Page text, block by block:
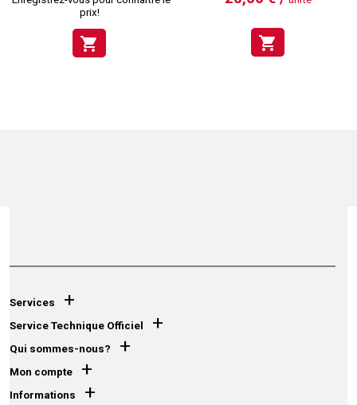
prix!
shopping_cart shopping_cart
Services +
Service Technique Officiel +
Qui sommes-nous? +
Mon compte +
Informations +